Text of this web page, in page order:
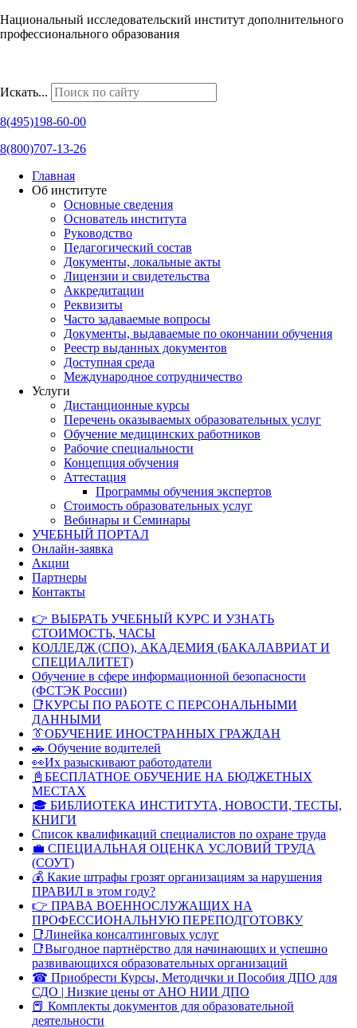
Национальный исследовательский институт дополнительного
профессионального образования
Искать...
8(495)198-60-00
8(800)707-13-26
Главная
Об институте
Основные сведения
Основатель института
Руководство
Педагогический состав
Документы, локальные акты
Лицензии и свидетельства
Аккредитации
Реквизиты
Часто задаваемые вопросы
Документы, выдаваемые по окончании обучения
Реестр выданных документов
Доступная среда
Международное сотрудничество
Услуги
Дистанционные курсы
Перечень оказываемых образовательных услуг
Обучение медицинских работников
Рабочие специальности
Концепция обучения
Аттестация
Программы обучения экспертов
Стоимость образовательных услуг
Вебинары и Семинары
УЧЕБНЫЙ ПОРТАЛ
Онлайн-заявка
Акции
Партнеры
Контакты
👉 ВЫБРАТЬ УЧЕБНЫЙ КУРС И УЗНАТЬ
СТОИМОСТЬ, ЧАСЫ
КОЛЛЕДЖ (СПО), АКАДЕМИЯ (БАКАЛАВРИАТ И
СПЕЦИАЛИТЕТ)
Обучение в сфере информационной безопасности
(ФСТЭК России)
📑КУРСЫ ПО РАБОТЕ С ПЕРСОНАЛЬНЫМИ
ДАННЫМИ
👔ОБУЧЕНИЕ ИНОСТРАННЫХ ГРАЖДАН
🚗 Обучение водителей
👀Их разыскивают работодатели
📓БЕСПЛАТНОЕ ОБУЧЕНИЕ НА БЮДЖЕТНЫХ
МЕСТАХ
🎓 БИБЛИОТЕКА ИНСТИТУТА, НОВОСТИ, ТЕСТЫ,
КНИГИ
Список квалификаций специалистов по охране труда
💼 СПЕЦИАЛЬНАЯ ОЦЕНКА УСЛОВИЙ ТРУДА
(СОУТ)
💰 Какие штрафы грозят организациям за нарушения
ПРАВИЛ в этом году?
👉 ПРАВА ВОЕННОСЛУЖАЩИХ НА
ПРОФЕССИОНАЛЬНУЮ ПЕРЕПОДГОТОВКУ
📑Линейка консалтинговых услуг
📑Выгодное партнёрство для начинающих и успешно
развивающихся образовательных организаций
☎ Приобрести Курсы, Методички и Пособия ДПО для
СДО | Низкие цены от АНО НИИ ДПО
📕 Комплекты документов для образовательной
деятельности